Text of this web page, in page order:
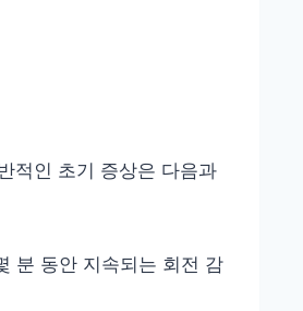
적인 초기 증상은 다음과
분 동안 지속되는 회전 감